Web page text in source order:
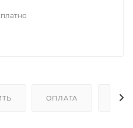
ОПЛАТА